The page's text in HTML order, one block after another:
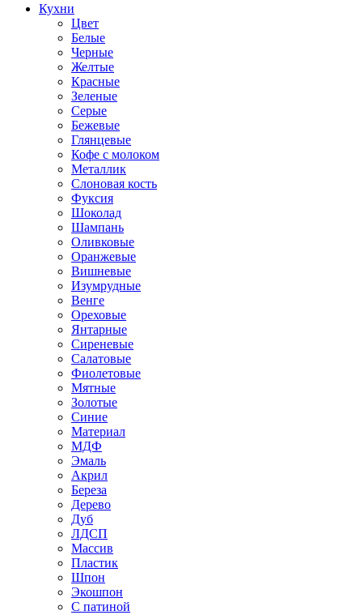
Кухни
Цвет
Белые
Черные
Желтые
Красные
Зеленые
Серые
Бежевые
Глянцевые
Кофе с молоком
Металлик
Слоновая кость
Фуксия
Шоколад
Шампань
Оливковые
Оранжевые
Вишневые
Изумрудные
Венге
Ореховые
Янтарные
Сиреневые
Салатовые
Фиолетовые
Мятные
Золотые
Синие
Материал
МДФ
Эмаль
Акрил
Береза
Дерево
Дуб
ЛДСП
Массив
Пластик
Шпон
Экошпон
С патиной